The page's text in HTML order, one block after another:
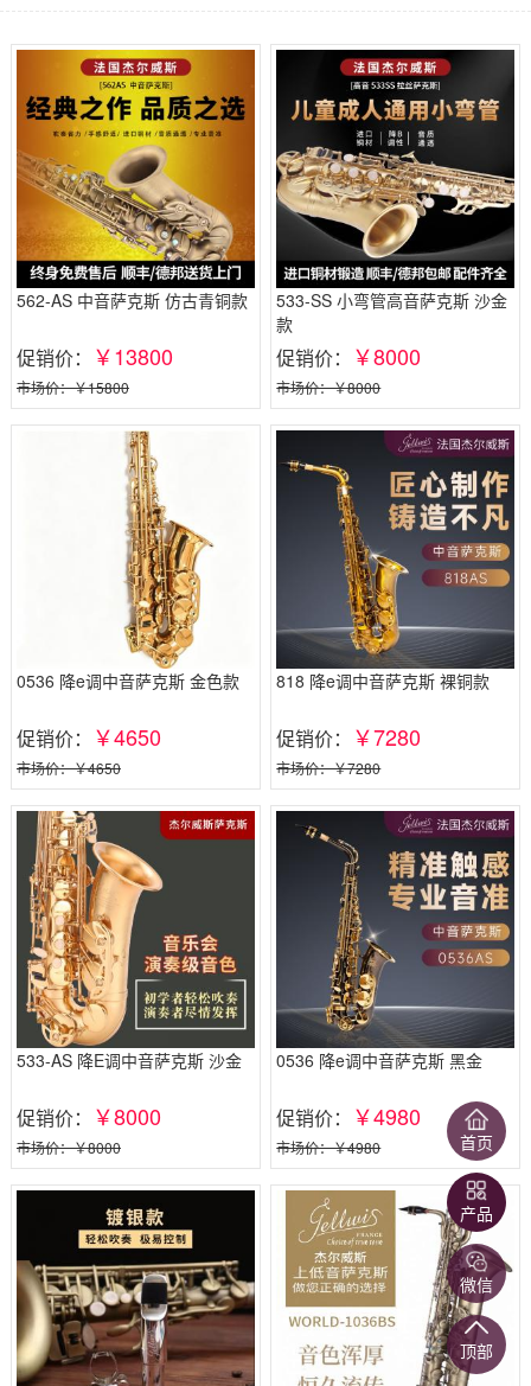
562-AS 中音萨克斯 仿古青铜款
促销价： ￥13800
市场价：￥15800
533-SS 小弯管高音萨克斯 沙金
款
促销价： ￥8000
市场价：￥8000
0536 降e调中音萨克斯 金色款
促销价： ￥4650
市场价：￥4650
818 降e调中音萨克斯 裸铜款
促销价： ￥7280
市场价：￥7280
533-AS 降E调中音萨克斯 沙金
促销价： ￥8000
市场价：￥8000
0536 降e调中音萨克斯 黑金
促销价： ￥4980
市场价：￥4980 首页
产品
微信
顶部